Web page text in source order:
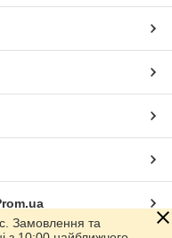
Замовлення та